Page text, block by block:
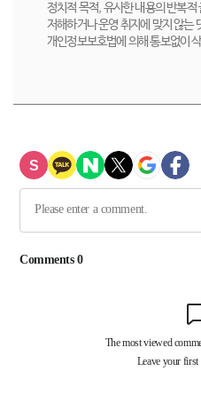
정치적 목적, 유사한 내용의 반복
저해하거나 운영 취지에 맞지 않는
개인정보보호법에 의해 통보없이